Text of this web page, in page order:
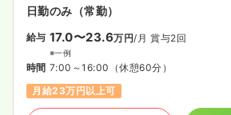
日勤のみ（常勤）
給与 17.0〜23.6万円/月 賞与2回
※一例
時間 7:00～16:00 （休憩60分）
月給23万円以上可